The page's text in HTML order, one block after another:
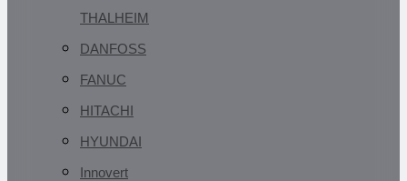
THALHEIM
DANFOSS
FANUC
HITACHI
HYUNDAI
Innovert